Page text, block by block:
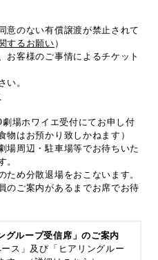
意のない有償譲渡が禁止されて
するお願い ）
客様のご事情によるチケット
い。
場ホワイエ受付にてお申し付
物はお預かり致しかねます）
場周辺・駐車場等でお待ちいた
。
め分散退場をおこないます。
のご案内があるまでお席でお待
グループ受信席」のご案内
ス」及び「ヒアリングルー